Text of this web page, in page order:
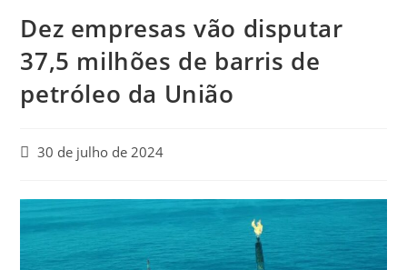
Dez empresas vão disputar
37,5 milhões de barris de
petróleo da União
30 de julho de 2024